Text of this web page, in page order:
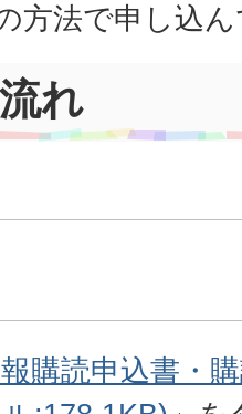
方法で申し込
れ
購読申込書・